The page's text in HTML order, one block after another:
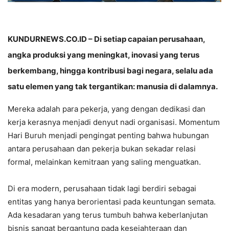
KUNDURNEWS.CO.ID – Di setiap capaian perusahaan,
angka produksi yang meningkat, inovasi yang terus
berkembang, hingga kontribusi bagi negara, selalu ada
satu elemen yang tak tergantikan: manusia di dalamnya.
Mereka adalah para pekerja, yang dengan dedikasi dan
kerja kerasnya menjadi denyut nadi organisasi. Momentum
Hari Buruh menjadi pengingat penting bahwa hubungan
antara perusahaan dan pekerja bukan sekadar relasi
formal, melainkan kemitraan yang saling menguatkan.
Di era modern, perusahaan tidak lagi berdiri sebagai
entitas yang hanya berorientasi pada keuntungan semata.
Ada kesadaran yang terus tumbuh bahwa keberlanjutan
bisnis sangat bergantung pada kesejahteraan dan